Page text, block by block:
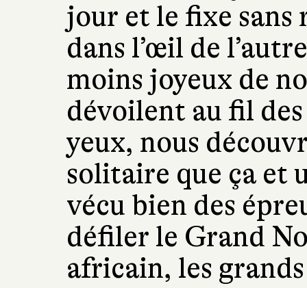
jour et le fixe sans
dans l’œil de
moins joyeux de
dévoilent au fil
yeux, nous
solitaire que ça et
vécu bien des
défiler le Grand
africain, les